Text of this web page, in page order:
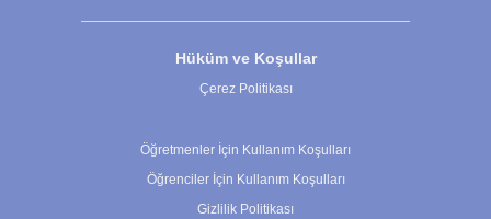
Hüküm ve Koşullar
Çerez Politikası
Öğretmenler İçin Kullanım Koşulları
Öğrenciler İçin Kullanım Koşulları
Gizlilik Politikası